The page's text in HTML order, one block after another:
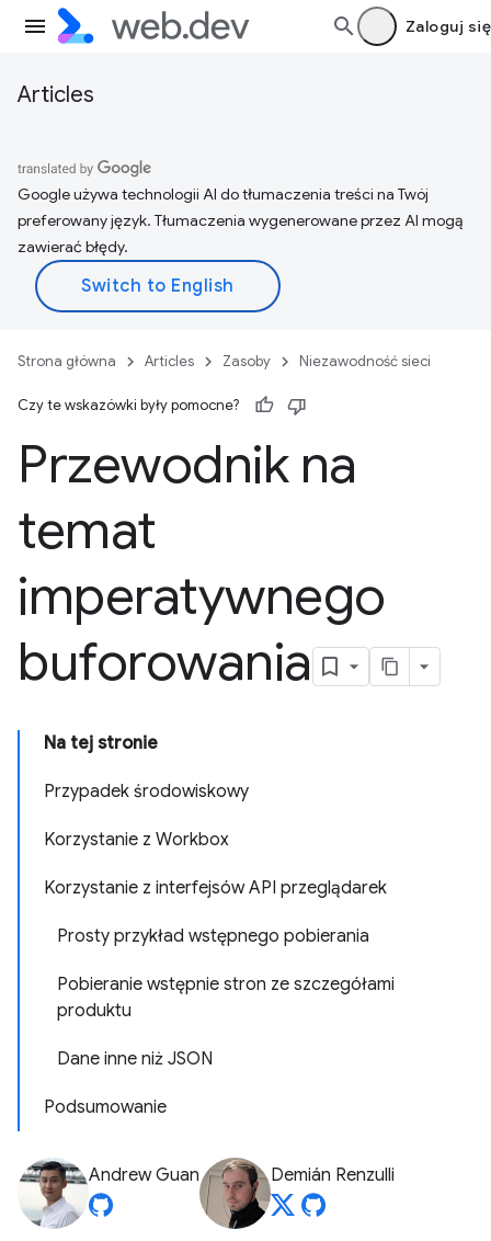
Zaloguj się
Articles
Google używa technologii AI do tłumaczenia treści na Twój
preferowany język. Tłumaczenia wygenerowane przez AI mogą
zawierać błędy.
Strona główna Articles Zasoby Niezawodność sieci
Czy te wskazówki były pomocne?
Przewodnik na
temat
imperatywnego
buforowania
Na tej stronie
Przypadek środowiskowy
Korzystanie z Workbox
Korzystanie z interfejsów API przeglądarek
Prosty przykład wstępnego pobierania
Pobieranie wstępnie stron ze szczegółami
produktu
Dane inne niż JSON
Podsumowanie
Andrew Guan Demián Renzulli